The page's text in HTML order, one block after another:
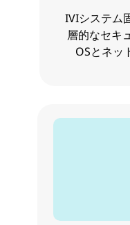
IVIシステム
層的なセキ
OSとネッ